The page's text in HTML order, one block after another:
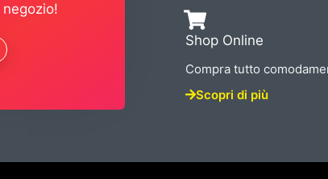
Shop Online
Compra tutto
Scopri di più